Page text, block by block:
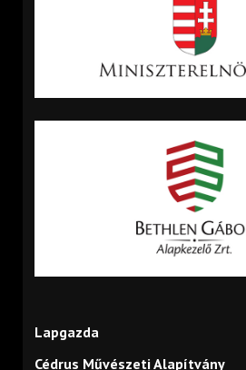
Lapgazda
Cédrus Művészeti Alapítvány